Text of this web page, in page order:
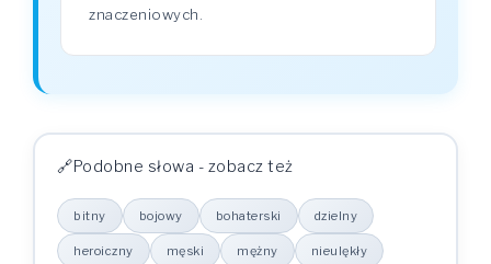
znaczeniowych.
Podobne słowa - zobacz też
bitny bojowy bohaterski dzielny
heroiczny męski mężny nieulękły